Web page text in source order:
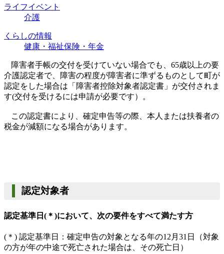
ライフイベント
介護
くらしの情報
健康・福祉保険・年金
障害者手帳の交付を受けていない場合でも、 65歳以上の要
介護認定者で、 障害の程度が障害者に準ずるものとして町が
認定をした場合は 「障害者控除対象者認定書」が交付されま
す(交付を受けるには申請が必要です）
。
この認定書により、確定申告等の際、本人または扶養者の
税金が減額になる場合があります。
認定対象者
認定基準日(＊)において、次の要件をすべて満たす方
( ＊ ) 認定基準日：確定申告の対象となる年の12 月 31 日
（対象
の方が年の中途で死亡された場合は、その死亡日）